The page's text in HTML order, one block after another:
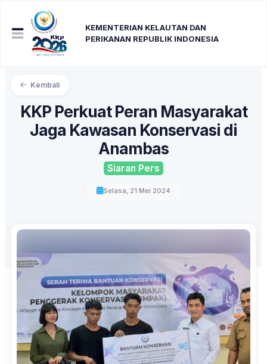
KEMENTERIAN KELAUTAN DAN
PERIKANAN REPUBLIK INDONESIA
Kembali
KKP Perkuat Peran Masyarakat
Jaga Kawasan Konservasi di
Anambas
Siaran Pers
Selasa, 21 Mei 2024